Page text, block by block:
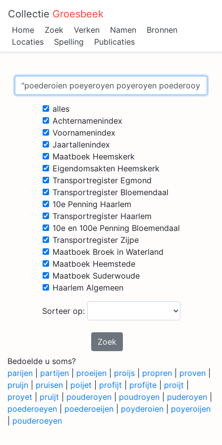
Collectie Groesbeek
Home Zoek Verken Namen
Bronnen
Locaties
Spelling Publicaties
alles
Achternamenindex
Voornamenindex
Jaartallenindex
Maatboek Heemskerk
Eigendomsakten Heemskerk
Transportregister Egmond
Transportregister Bloemendaal
10e Penning Haarlem
Transportregister Haarlem
10e en 100e Penning Bloemendaal
Transportregister Zijpe
Maatboek Broek in Waterland
Maatboek Heemstede
Maatboek Suderwoude
Haarlem Algemeen
Sorteer op:
Zoek
Bedoelde u soms?
parijen
partijen proeijen proijs propren proven
pruijn
pruisen poijet profijt profijte proijt
proyet
pruijt pouderoyen poudroyen puderoyen
poederoeyen
poederoeijen poyderoien
poyeroijen
pouderoeyen